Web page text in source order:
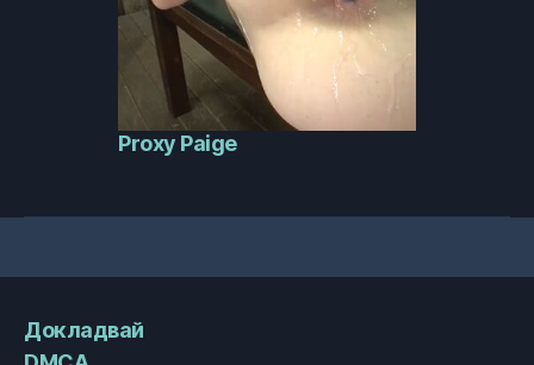
Proxy Paige
Докладвай